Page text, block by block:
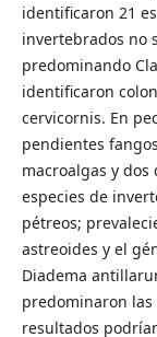
identificaron 21
invertebrados no
predominando
identificaron
cervicornis. En
pendientes
macroalgas y
especies de
pétreos;
astreoides y el
Diadema
predominaron las
resultados